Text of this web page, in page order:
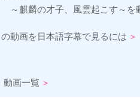
～麒麟の才子、風雲起こす～を
動画を日本語字幕で見るには
動画一覧